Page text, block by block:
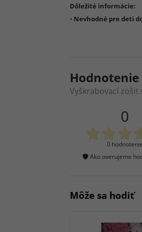
Dôležité informácie:
• Nevhodné pre deti
Vyškrabovací
0
0 hodnotenie
Ako overujeme
Môže sa hodiť